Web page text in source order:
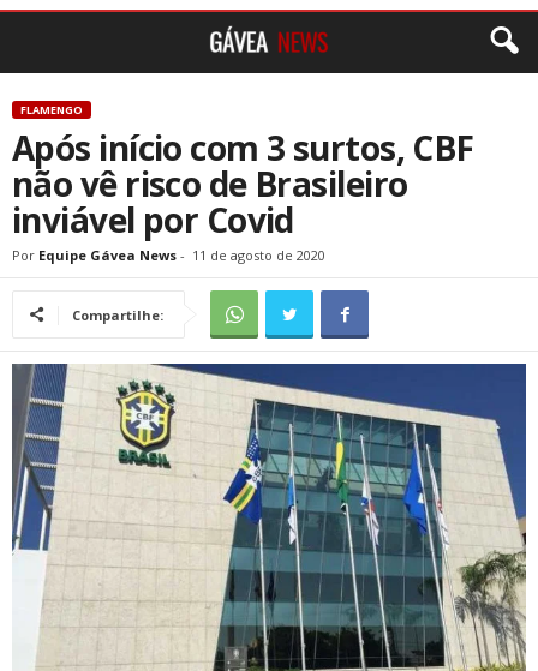
FLAMENGO
Após início com 3 surtos, CBF
não vê risco de Brasileiro
inviável por Covid
Por Equipe Gávea News - 11 de agosto de 2020
Compartilhe: